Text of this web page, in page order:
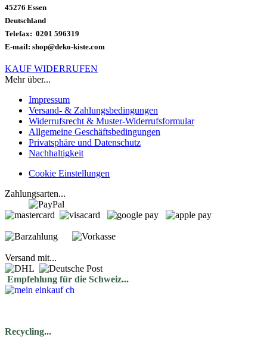
45276 Essen
Deutschland
Telefax: 0201 596319
E-mail: shop@deko-kiste.com
KAUF WIDERRUFEN
Mehr über...
Impressum
Versand- & Zahlungsbedingungen
Widerrufsrecht & Muster-Widerrufsformular
Allgemeine Geschäftsbedingungen
Privatsphäre und Datenschutz
Nachhaltigkeit
Cookie Einstellungen
Zahlungsarten...
Versand mit...
Empfehlung für die Schweiz...
Recycling...